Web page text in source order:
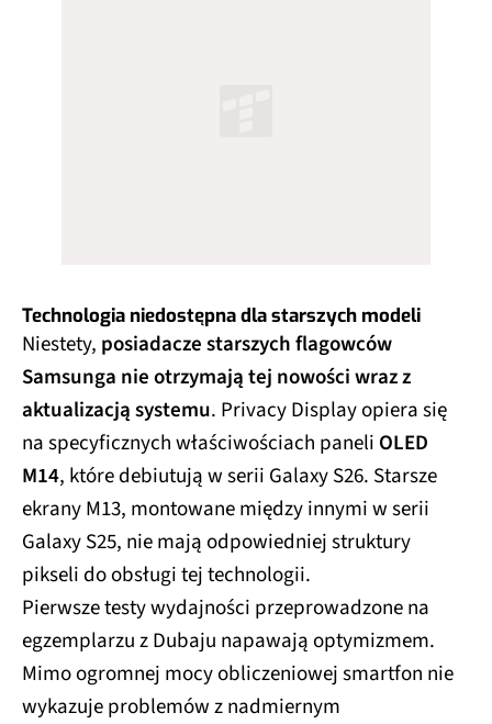
Technologia niedostępna dla starszych modeli
Niestety, posiadacze starszych flagowców
Samsunga nie otrzymają tej nowości wraz z
aktualizacją systemu. Privacy Display opiera się
na specyficznych właściwościach paneli OLED
M14, które debiutują w serii Galaxy S26. Starsze
ekrany M13, montowane między innymi w serii
Galaxy S25, nie mają odpowiedniej struktury
pikseli do obsługi tej technologii.
Pierwsze testy wydajności przeprowadzone na
egzemplarzu z Dubaju napawają optymizmem.
Mimo ogromnej mocy obliczeniowej smartfon nie
wykazuje problemów z nadmiernym